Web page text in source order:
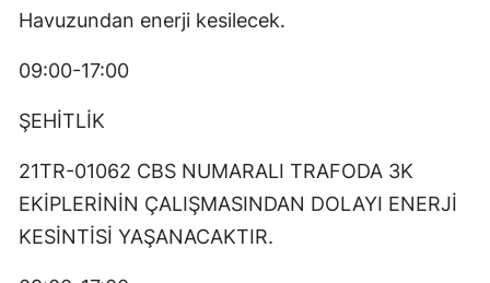
Havuzundan enerji kesilecek.
09:00-17:00
ŞEHİTLİK
21TR-01062 CBS NUMARALI TRAFODA 3K
EKİPLERİNİN ÇALIŞMASINDAN DOLAYI ENERJİ
KESİNTİSİ YAŞANACAKTIR.